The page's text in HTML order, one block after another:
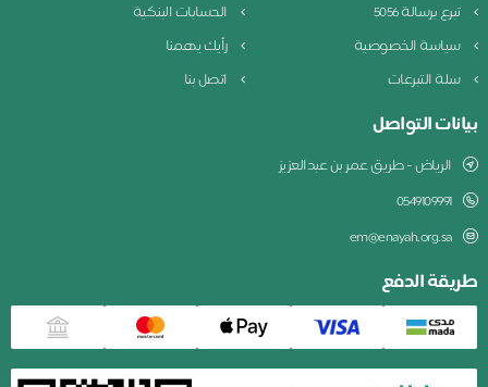
تبرع برسالة 5056
الحسابات البنكية
سياسة الخصوصية
رأيك يهمنا
سلة التبرعات
اتصل بنا
بيانات التواصل
الرياض - طريق عمر بن عبدالعزيز
0549109991
em@enayah.org.sa
طريقة الدفع